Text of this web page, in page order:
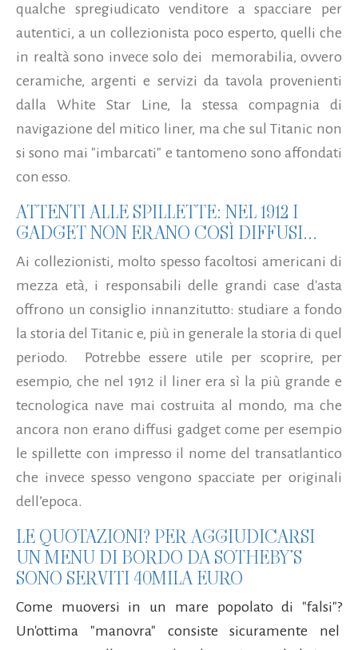
qualche spregiudicato venditore a spacciare per
autentici, a un collezionista poco esperto, quelli che
in realtà sono invece solo dei memorabilia, ovvero
ceramiche, argenti e servizi da tavola provenienti
dalla White Star Line, la stessa compagnia di
navigazione del mitico liner, ma che sul Titanic non
si sono mai "imbarcati" e tantomeno sono affondati
con esso.
ATTENTI ALLE SPILLETTE: NEL 1912 I
GADGET NON ERANO COSÌ DIFFUSI...
Ai collezionisti, molto spesso facoltosi americani di
mezza età, i responsabili delle grandi case d'asta
offrono un consiglio innanzitutto: studiare a fondo
la storia del Titanic e, più in generale la storia di quel
periodo. Potrebbe essere utile per scoprire, per
esempio, che nel 1912 il liner era sì la più grande e
tecnologica nave mai costruita al mondo, ma che
ancora non erano diffusi gadget come per esempio
le spillette con impresso il nome del transatlantico
che invece spesso vengono spacciate per originali
dell’epoca.
LE QUOTAZIONI? PER AGGIUDICARSI
UN MENU DI BORDO DA SOTHEBY’S
SONO SERVITI 40MILA EURO
Come muoversi in un mare popolato di "falsi"?
Un'ottima "manovra" consiste sicuramente nel